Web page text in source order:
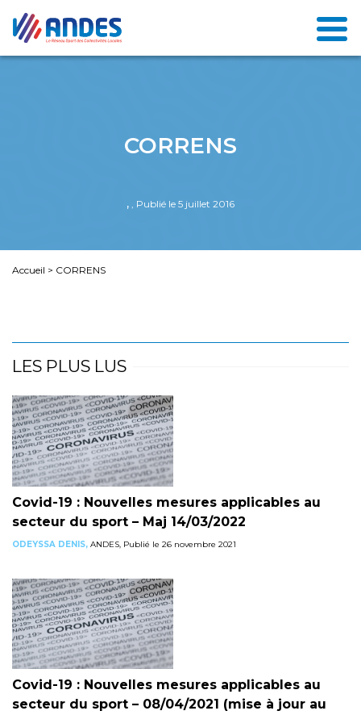
CORRENS
, , Publié le 5 juillet 2016
Accueil > CORRENS
LES PLUS LUS
Covid-19 : Nouvelles mesures applicables au
secteur du sport – Maj 14/03/2022
ODEYSSA DENIS, ANDES, Publié le 26 novembre 2021
Covid-19 : Nouvelles mesures applicables au
secteur du sport – 08/04/2021 (mise à jour au